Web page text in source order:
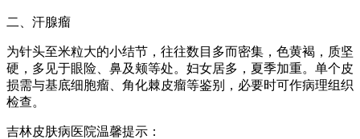
二、汗腺瘤
为针头至米粒大的小结节，往往数目多而密集，色黄褐，质坚
硬，多见于眼险、鼻及颊等处。妇女居多，夏季加重。单个皮
损需与基底细胞瘤、角化棘皮瘤等鉴别，必要时可作病理组织
检查。
吉林皮肤病医院温馨提示：